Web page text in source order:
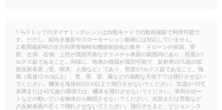
1. 14ストップのダイナミックレンジは自動モードでの動画撮影で利用可能で
す。ただし、縦向き撮影やスローモーション動画には対応していません。
2.夜間撮影時の全方向障害物検知機能有効化の条件：ドローンの前面、背
面、左側、右側、上部が識別可能なテクスチャ表面の範囲内にあり、照度が1
ルクス超であること。同様に、地表の模様が識別可能で、反射率20%超の拡
散反射表面（壁、樹木、人物など）であり、照度が1ルクス超であること。強
風（風速12 m/s以上）、雪、雨、雷、霧などの過酷な天候下では飛行させない
でください。機体を海抜6000 m以上で飛行させないでください。気温が-10℃
未満または40℃超の環境では、機体を飛行させないでください。車両やボー
トなどの動いている物体から離陸させないでください。水面または雪面など
の反射表面の近くで飛行させないでください。飛行させると、ビジョンシス